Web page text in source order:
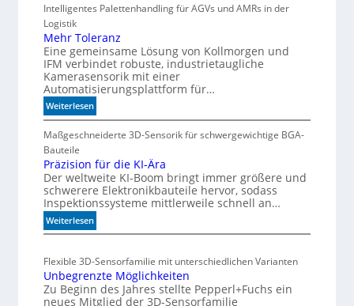
f
r
m
o
d
l
e
i
t
2
0
d
4
0
A
Intelligentes Palettenhandling für AGVs und AMRs in der
Logistik
Mehr Toleranz
Eine gemeinsame Lösung von Kollmorgen und
IFM verbindet robuste, industrietaugliche
Kamerasensorik mit einer
Automatisierungsplattform für…
Weiterlesen:
M
e
r
T
o
l
e
r
n
z
Maßgeschneiderte 3D-Sensorik für schwergewichtige BGA-
Bauteile
Präzision für die KI-Ära
Der weltweite KI-Boom bringt immer größere und
schwerere Elektronikbauteile hervor, sodass
Inspektionssysteme mittlerweile schnell an…
Weiterlesen:
P
ä
z
i
Flexible 3D-Sensorfamilie mit unterschiedlichen Varianten
Unbegrenzte Möglichkeiten
Zu Beginn des Jahres stellte Pepperl+Fuchs ein
neues Mitglied der 3D-Sensorfamilie